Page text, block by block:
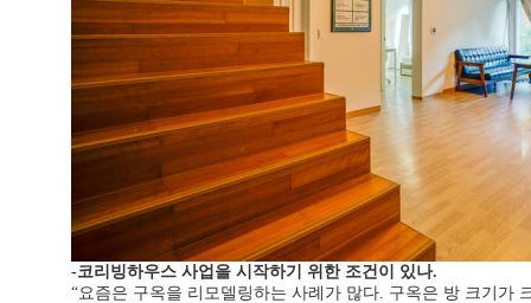
-코리빙하우스 사업을 시작하기 위한 조건이 있나.
“요즘은 구옥을 리모델링하는 사례가 많다. 구옥은 방 크기가